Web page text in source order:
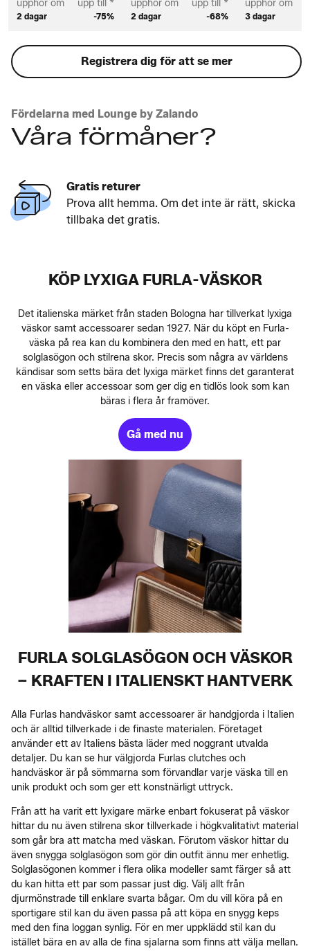
upphör om
2 dagar
upp till *
-75%
upphör om
2 dagar
upp till *
-68%
upphör om
3 dagar
Registrera dig för att se mer
Fördelarna med Lounge by Zalando
Våra förmåner?
Gratis returer
Prova allt hemma. Om det inte är rätt, skicka
tillbaka det gratis.
KÖP LYXIGA FURLA-VÄSKOR
Det italienska märket från staden Bologna har tillverkat lyxiga
väskor samt accessoarer sedan 1927. När du köpt en Furla-
väska på rea kan du kombinera den med en hatt, ett par
solglasögon och stilrena skor. Precis som några av världens
kändisar som setts bära det lyxiga märket finns det garanterat
en väska eller accessoar som ger dig en tidlös look som kan
bäras i flera år framöver.
Gå med nu
FURLA SOLGLASÖGON OCH VÄSKOR
– KRAFTEN I ITALIENSKT HANTVERK
Alla Furlas handväskor samt accessoarer är handgjorda i Italien
och är alltid tillverkade i de finaste materialen. Företaget
använder ett av Italiens bästa läder med noggrant utvalda
detaljer. Du kan se hur välgjorda Furlas clutches och
handväskor är på sömmarna som förvandlar varje väska till en
unik produkt och som ger ett konstnärligt uttryck.
Från att ha varit ett lyxigare märke enbart fokuserat på väskor
hittar du nu även stilrena skor tillverkade i högkvalitativt material
som går bra att matcha med väskan. Förutom väskor hittar du
även snygga solglasögon som gör din outfit ännu mer enhetlig.
Solglasögonen kommer i flera olika modeller samt färger så att
du kan hitta ett par som passar just dig. Välj allt från
djurmönstrade till enklare svarta bågar. Om du vill köra på en
sportigare stil kan du även passa på att köpa en snygg keps
med den fina loggan synlig. För en mer uppklädd stil kan du
istället bära en av alla de fina sjalarna som finns att välja mellan.